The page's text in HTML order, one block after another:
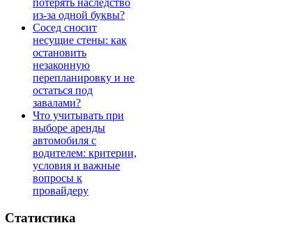
потерять наследство
из-за одной буквы?
Сосед сносит
несущие стены: как
остановить
незаконную
перепланировку и не
остаться под
завалами?
Что учитывать при
выборе аренды
автомобиля с
водителем: критерии,
условия и важные
вопросы к
провайдеру
Статистика